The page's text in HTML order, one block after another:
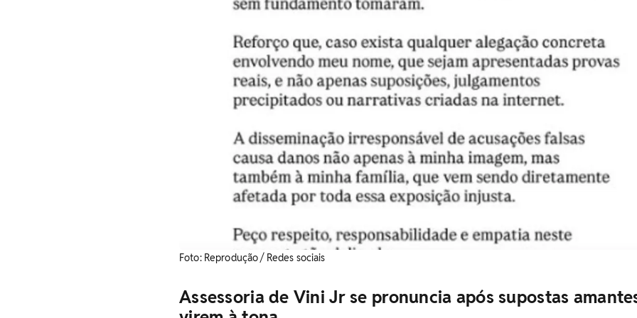
​Foto: Reprodução / Redes sociais
Assessoria de Vini Jr se pronuncia após supostas